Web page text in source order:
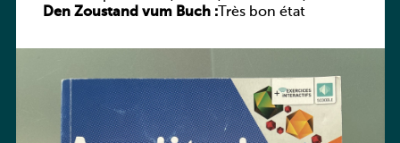
luxembourgeoise
Den Zoustand vum Buch :Très bon état